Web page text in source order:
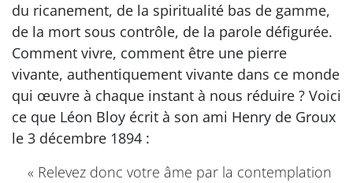
du ricanement, de la spiritualité bas de gamme,
de la mort sous contrôle, de la parole défigurée.
Comment vivre, comment être une pierre
vivante, authentiquement vivante dans ce monde
qui œuvre à chaque instant à nous réduire ? Voici
ce que Léon Bloy écrit à son ami Henry de Groux
le 3 décembre 1894 :
« Relevez donc votre âme par la contemplation